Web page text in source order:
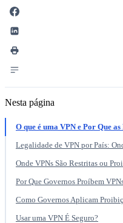
Nesta página
O que é uma VPN e Por Que as
Legalidade de VPN por País:
Onde VPNs São Restritas ou
Por Que Governos Proíbem
Como Governos Aplicam
Usar uma VPN É Seguro?